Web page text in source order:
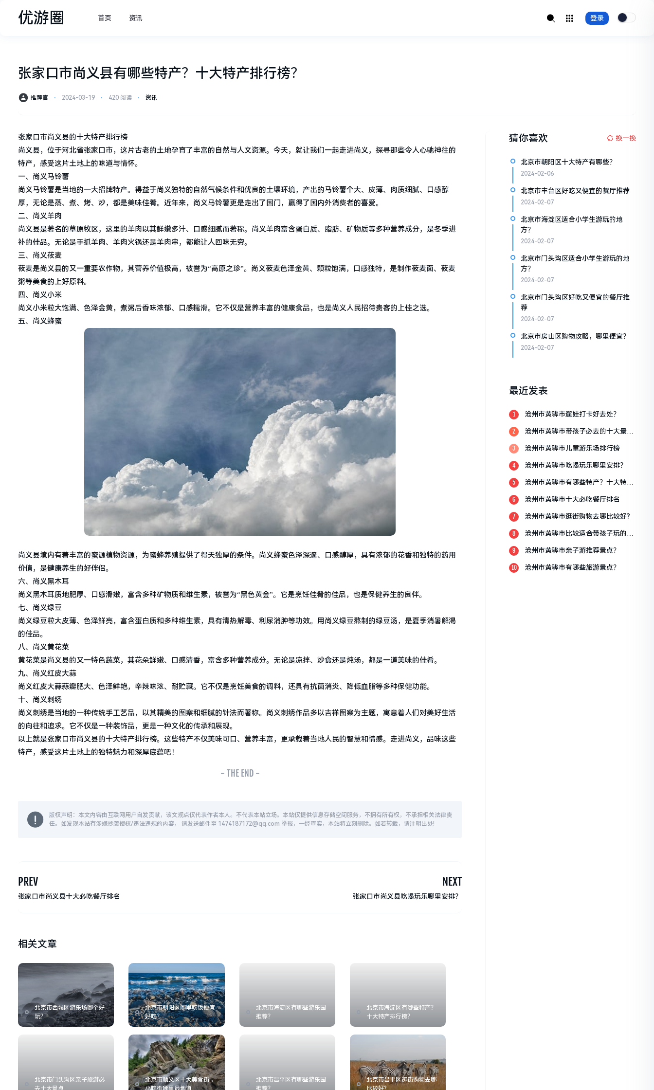
优游圈 首页 资讯 登录
张家口市尚义县有哪些特产？十大特产排行榜？
推荐官 ⋅ 2024-03-19 ⋅ 420 阅读 ⋅ 资讯
张家口市尚义县的十大特产排行榜
尚义县，位于河北省张家口市，这片古老的土地孕育了丰富的自然与人文资源。今天，就让我们一起走进尚义，探寻那些令人心驰神往的
特产，感受这片土地上的味道与情怀。
一、尚义马铃薯
尚义马铃薯是当地的一大招牌特产。得益于尚义独特的自然气候条件和优良的土壤环境，产出的马铃薯个大、皮薄、肉质细腻、口感醇
厚，无论是蒸、煮、烤、炒，都是美味佳肴。近年来，尚义马铃薯更是走出了国门，赢得了国内外消费者的喜爱。
二、尚义羊肉
尚义县是著名的草原牧区，这里的羊肉以其鲜嫩多汁、口感细腻而著称。尚义羊肉富含蛋白质、脂肪、矿物质等多种营养成分，是冬季进
补的佳品。无论是手抓羊肉、羊肉火锅还是羊肉串，都能让人回味无穷。
三、尚义莜麦
莜麦是尚义县的又一重要农作物，其营养价值极高，被誉为“高原之珍”。尚义莜麦色泽金黄、颗粒饱满，口感独特，是制作莜麦面、莜麦
粥等美食的上好原料。
四、尚义小米
尚义小米粒大饱满、色泽金黄，煮粥后香味浓郁、口感糯滑。它不仅是营养丰富的健康食品，也是尚义人民招待贵客的上佳之选。
五、尚义蜂蜜
尚义县境内有着丰富的蜜源植物资源，为蜜蜂养殖提供了得天独厚的条件。尚义蜂蜜色泽深邃、口感醇厚，具有浓郁的花香和独特的药用
价值，是健康养生的好伴侣。
六、尚义黑木耳
尚义黑木耳质地肥厚、口感滑嫩，富含多种矿物质和维生素，被誉为“黑色黄金”。它是烹饪佳肴的佳品，也是保健养生的良伴。
七、尚义绿豆
尚义绿豆粒大皮薄、色泽鲜亮，富含蛋白质和多种维生素，具有清热解毒、利尿消肿等功效。用尚义绿豆熬制的绿豆汤，是夏季消暑解渴
的佳品。
八、尚义黄花菜
黄花菜是尚义县的又一特色蔬菜，其花朵鲜嫩、口感清香，富含多种营养成分。无论是凉拌、炒食还是炖汤，都是一道美味的佳肴。
九、尚义红皮大蒜
尚义红皮大蒜蒜瓣肥大、色泽鲜艳，辛辣味浓、耐贮藏。它不仅是烹饪美食的调料，还具有抗菌消炎、降低血脂等多种保健功能。
十、尚义刺绣
尚义刺绣是当地的一种传统手工艺品，以其精美的图案和细腻的针法而著称。尚义刺绣作品多以吉祥图案为主题，寓意着人们对美好生活
的向往和追求。它不仅是一种装饰品，更是一种文化的传承和展现。
以上就是张家口市尚义县的十大特产排行榜。这些特产不仅美味可口、营养丰富，更承载着当地人民的智慧和情感。走进尚义，品味这些
特产，感受这片土地上的独特魅力和深厚底蕴吧！
- THE END -
版权声明：本文内容由互联网用户自发贡献，该文观点仅代表作者本人。不代表本站立场。本站仅提供信息存储空间服务，不拥有所有权，不承担相关法律责
任。如发现本站有涉嫌抄袭侵权/违法违规的内容， 请发送邮件至 1474187172@qq.com 举报，一经查实，本站将立刻删除。如若转载，请注明出处!
PREV
张家口市尚义县十大必吃餐厅排名
NEXT
张家口市尚义县吃喝玩乐哪里安排？
相关文章
北京市西城区游乐场哪个好
玩？
北京市朝阳区哪里吃饭便宜
好吃？
北京市海淀区有哪些游乐园
推荐？
北京市海淀区有哪些特产？
十大特产排行榜？
北京市门头沟区亲子旅游必
去十大景点
北京市顺义区十大美食街 ，
小吃街哪里最地道
北京市昌平区有哪些游乐园
推荐？
北京市昌平区逛街购物去哪
比较好?
猜你喜欢 换一换
北京市朝阳区十大特产有哪些？
2024-02-06
北京市丰台区好吃又便宜的餐厅推荐
2024-02-07
北京市海淀区适合小学生游玩的地
方？
2024-02-07
北京市门头沟区适合小学生游玩的地
方？
2024-02-07
北京市门头沟区好吃又便宜的餐厅推
荐
2024-02-07
北京市房山区购物攻略，哪里便宜？
2024-02-07
最近发表
1 沧州市黄骅市遛娃打卡好去处？
2
沧州市黄骅市带孩子必去的十大景
3 沧州市黄骅市儿童游乐场排行榜
4 沧州市黄骅市吃喝玩乐哪里安排？
5
沧州市黄骅市有哪些特产？十大特产
6 沧州市黄骅市十大必吃餐厅排名
7 沧州市黄骅市逛街购物去哪比较好?
8
沧州市黄骅市比较适合带孩子玩的地
9 沧州市黄骅市亲子游推荐景点？
10 沧州市黄骅市有哪些旅游景点？